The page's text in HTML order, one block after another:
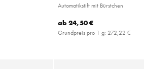
Automatikstift mit Bürstchen
ab24,50 €
Grundpreis pro 1 g: 272,22 €